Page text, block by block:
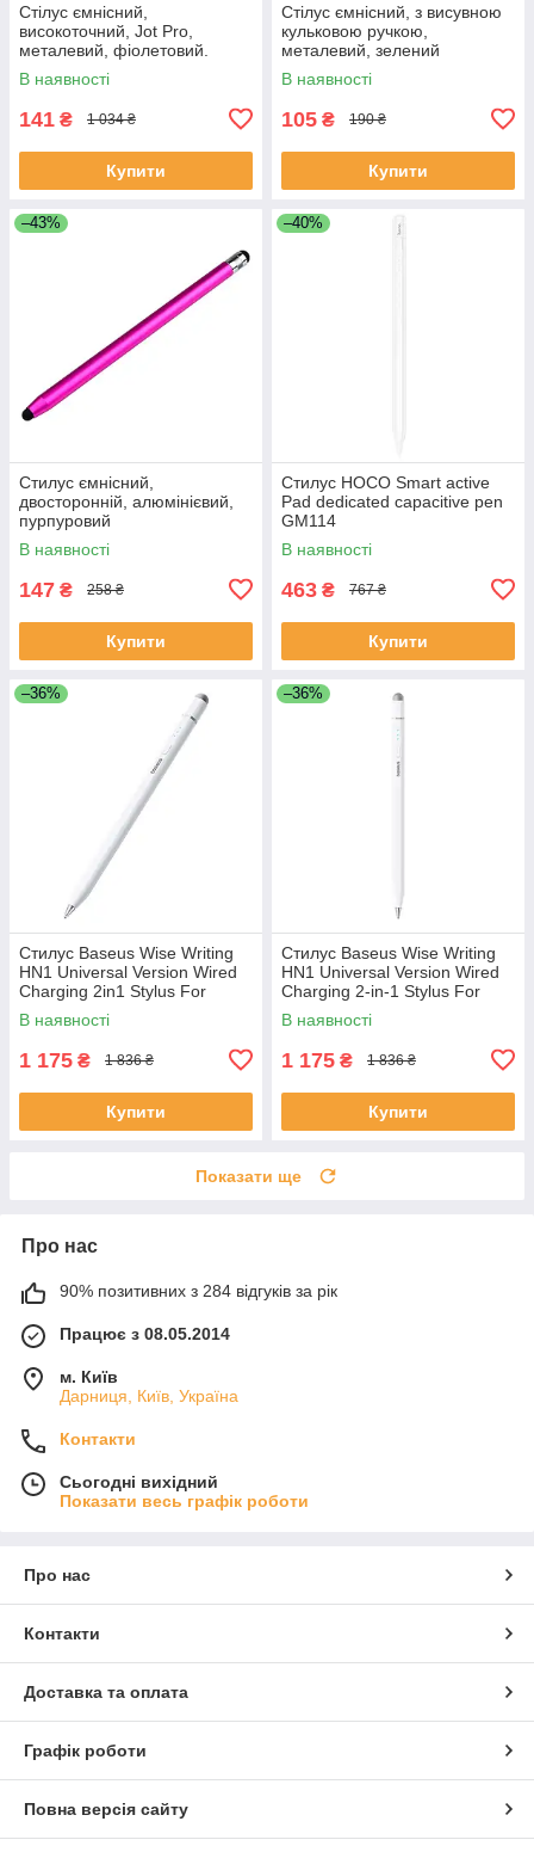
Стілус ємнісний,
високоточний, Jot Pro,
металевий, фіолетовий.
В наявності
141 ₴ 1 034 ₴
Купити
Стілус ємнісний, з висувною
кульковою ручкою,
металевий, зелений
В наявності
105 ₴ 190 ₴
Купити
–43%
Стилус ємнісний,
двосторонній, алюмінієвий,
пурпуровий
В наявності
147 ₴ 258 ₴
Купити
–40%
Стилус HOCO Smart active
Pad dedicated capacitive pen
GM114
В наявності
463 ₴ 767 ₴
Купити
–36%
Стилус Baseus Wise Writing
HN1 Universal Version Wired
Charging 2in1 Stylus For
HUAWEI XIAOMI (B0004F01)
В наявності
1 175 ₴ 1 836 ₴
Купити
–36%
Стилус Baseus Wise Writing
HN1 Universal Version Wired
Charging 2-in-1 Stylus For
HUAWEI/XIAOMI Moon Білий
(With Type-C Cable*1
В наявності
1 175 ₴ 1 836 ₴
Купити
Показати ще
Про нас
90% позитивних з 284 відгуків за рік
Працює з 08.05.2014
м. Київ
Дарниця, Київ, Україна
Контакти
Сьогодні вихідний
Показати весь графік роботи
Про нас
Контакти
Доставка та оплата
Графік роботи
Повна версія сайту